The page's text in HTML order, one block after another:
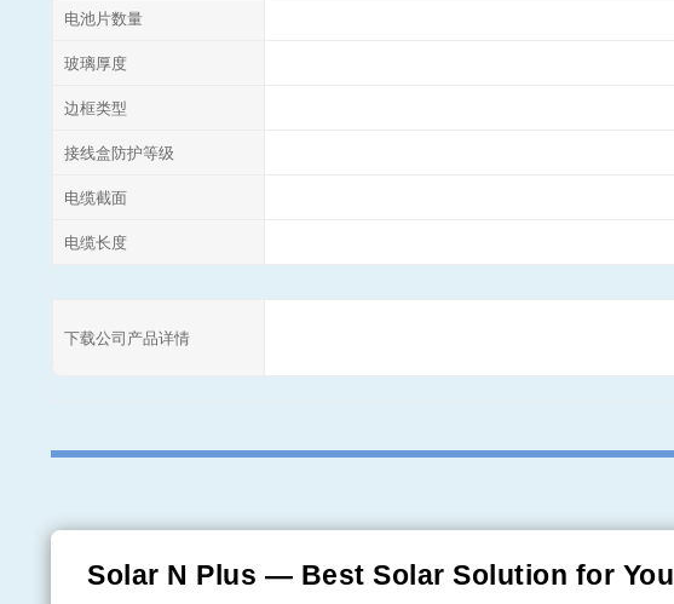
电池片数量
玻璃厚度
边框类型
接线盒防护等级
电缆截面
电缆长度
下载公司产品详情
Solar N Plus — Best Solar Solution for You